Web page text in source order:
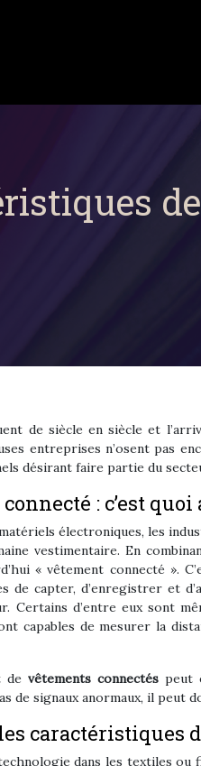
de siècle en siècle et
entreprises n’osent pas
désirant faire partie du
: c’est quoi
électroniques, les
vestimentaire. En
« vêtement connecté ».
de capter, d’enregistrer et
Certains d’entre eux sont
capables de mesurer la
de vêtements connectés peut
de signaux anormaux, il peut
caractéristiques
dans les textiles